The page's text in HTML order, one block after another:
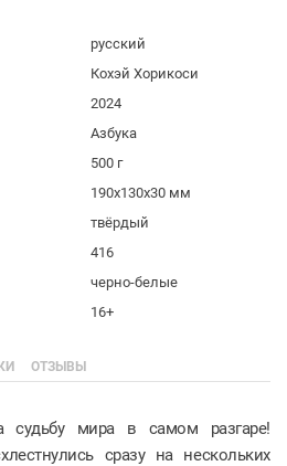
русский
Кохэй Хорикоси
2024
Азбука
500 г
190x130x30 мм
твёрдый
416
черно-белые
16+
ОТЗЫВЫ
судьбу мира в самом разгаре!
сразу на нескольких